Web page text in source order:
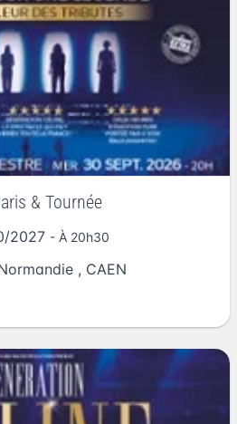
& Tournée
2027 - À 20h30
, CAEN